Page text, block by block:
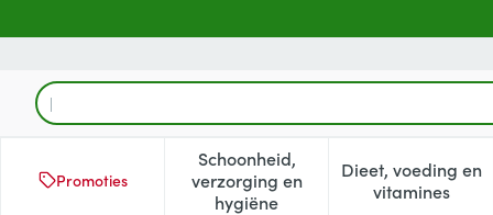
Product, merk, categorie...
Promoties
Schoonheid,
verzorging en
hygiëne
Toon submenu voor
Dieet, voeding en
vitamines
Toon